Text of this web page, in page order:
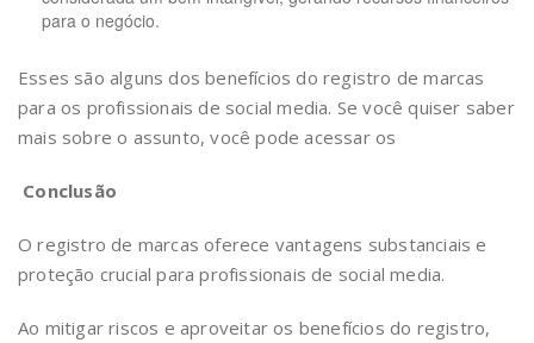
para o negócio.
Esses são alguns dos benefícios do registro de marcas
para os profissionais de social media. Se você quiser saber
mais sobre o assunto, você pode acessar os
Conclusão
O registro de marcas oferece vantagens substanciais e
proteção crucial para profissionais de social media.
Ao mitigar riscos e aproveitar os benefícios do registro,